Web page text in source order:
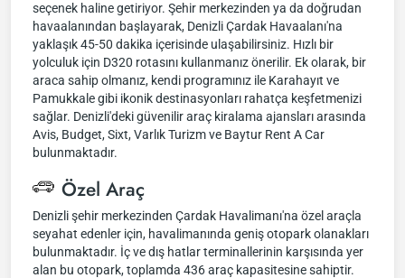
seçenek haline getiriyor. Şehir merkezinden ya da doğrudan
havaalanından başlayarak, Denizli Çardak Havaalanı'na
yaklaşık 45-50 dakika içerisinde ulaşabilirsiniz. Hızlı bir
yolculuk için D320 rotasını kullanmanız önerilir. Ek olarak, bir
araca sahip olmanız, kendi programınız ile Karahayıt ve
Pamukkale gibi ikonik destinasyonları rahatça keşfetmenizi
sağlar. Denizli'deki güvenilir araç kiralama ajansları arasında
Avis, Budget, Sixt, Varlık Turizm ve Baytur Rent A Car
bulunmaktadır.
Özel Araç
Denizli şehir merkezinden Çardak Havalimanı'na özel araçla
seyahat edenler için, havalimanında geniş otopark olanakları
bulunmaktadır. İç ve dış hatlar terminallerinin karşısında yer
alan bu otopark, toplamda 436 araç kapasitesine sahiptir.